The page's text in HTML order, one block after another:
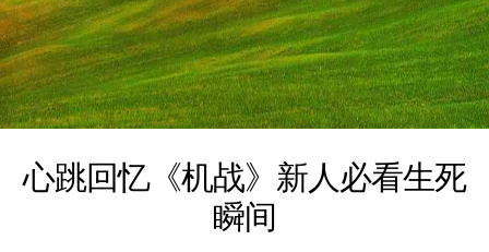
心跳回忆《机战》新人必看生死
瞬间